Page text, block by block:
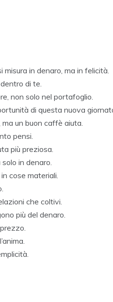
misura in denaro, ma in felicità.
di te.
non solo nel portafoglio.
di questa nuova
un buon caffè aiuta.
pensi.
più preziosa.
in denaro.
cose materiali.
che coltivi.
più del denaro.